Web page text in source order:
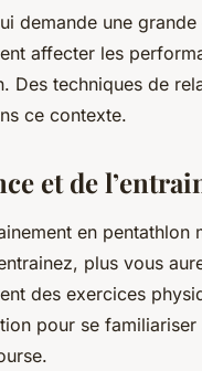
demande une
affecter les
Des techniques de
ce contexte.
et de
en
plus vous
des exercices
pour se